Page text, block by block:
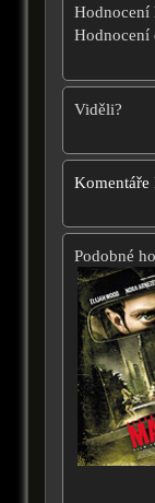
Hodnocení
Hodnocení
Viděli?
Komentáře
Podobné